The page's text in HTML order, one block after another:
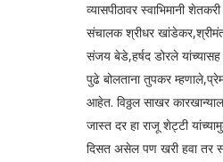
व्यासपीठावर स्वाभिमानी
संचालक श्रीधर खांडेकर,श्रीमंत
संजय बेडे,हर्षद डोरले यांच्यासह
पुढे बोलताना तुपकर
आहेत. विठ्ठल साखर
जास्त दर हा राजू शेट्टी
दिसत असेल पण खरी हवा तर